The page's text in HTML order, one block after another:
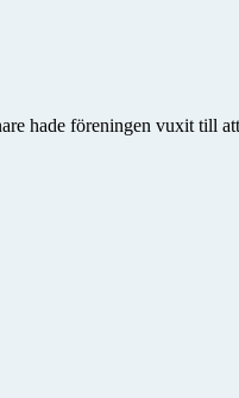
hade föreningen vuxit till